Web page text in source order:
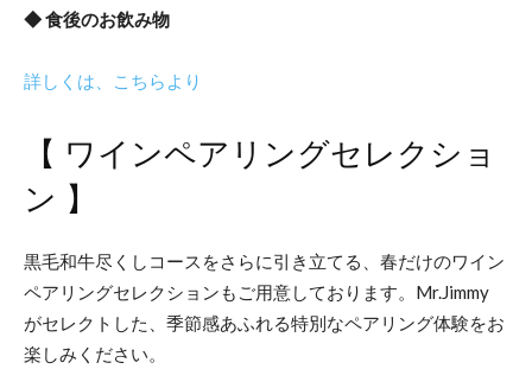
◆ 食後のお飲み物
詳しくは、こちらより
【 ワインペアリングセレクショ
ン 】
黒毛和牛尽くしコースをさらに引き立てる、春だけのワイン
ペアリングセレクションもご用意しております。Mr.Jimmy
がセレクトした、季節感あふれる特別なペアリング体験をお
楽しみください。